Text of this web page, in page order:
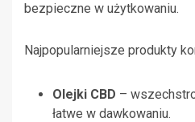
bezpieczne w użytkowaniu.
Najpopularniejsze produkty
Olejki CBD –
łatwe w dawkowaniu.